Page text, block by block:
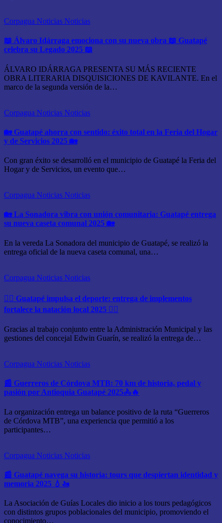
Corpagua Noticias Noticias
📖 Álvaro Idárraga emociona con su nueva obra 📖 Guatapé
celebra su Legado 2025 📖
ÁLVARO IDÁRRAGA PRESENTA SU MÁS RECIENTE
OBRA LITERARIA DISQUISICIONES DE KAVILANTE. En el
marco de la segunda versión de la…
Corpagua Noticias Noticias
🏡 Guatapé ahorra con sentido: éxito total en la Feria del Hogar
y de Servicios 2025 🏡
Con gran éxito se desarrolló en el municipio de Guatapé la Feria del
Hogar y de Servicios, un evento que…
Corpagua Noticias Noticias
🏡 La Sonadora vibra con unión comunitaria: Guatapé entrega
su nueva caseta comunal 2025 🏡
En la vereda La Sonadora del municipio de Guatapé, se realizó la
entrega oficial de la nueva caseta comunal, una…
Corpagua Noticias Noticias
🏊‍♂️ Guatapé impulsa el deporte: entrega de implementos
fortalece la natación local 2025 🏊‍♂️
Gracias al trabajo conjunto entre la Administración Municipal y las
gestiones del concejal Edwin Guarín, se realizó la entrega de…
Corpagua Noticias Noticias
📰 Guerreros de Córdova MTB: 70 km de historia, pedal y
pasión por Antioquia Guatapé 2025🚴🔥
La organización entrega un balance positivo de la ruta “Guerreros
de Córdova MTB”, una experiencia que permitió a los
participantes…
Corpagua Noticias Noticias
📰 Guatapé navega su historia: tours que despiertan identidad y
memoria 2025 💧🚤
La Asociación de Guías Locales dio inicio a los tours pedagógicos
con distintos grupos poblacionales del municipio, promoviendo el
conocimiento…